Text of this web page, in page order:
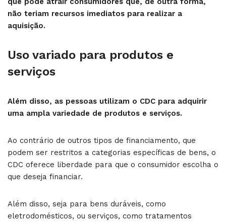
não teriam recursos imediatos para realizar a
aquisição.
Uso variado para produtos e
serviços
Além disso, as pessoas utilizam o CDC para adquirir
uma ampla variedade de produtos e serviços.
Ao contrário de outros tipos de financiamento, que
podem ser restritos a categorias específicas de bens, o
CDC oferece liberdade para que o consumidor escolha o
que deseja financiar.
Além disso, seja para bens duráveis, como
eletrodomésticos, ou serviços, como tratamentos